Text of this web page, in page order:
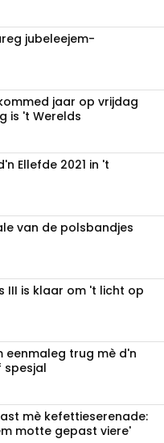
jubeleejem-
jaar op vrijdag
is 't Werelds
Ellefde 2021 in 't
van de polsbandjes
III is klaar om 't licht op
eenmaleg trug mè d'n
spesjal
mè kefettieserenade:
motte gepast viere'